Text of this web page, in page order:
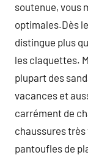
soutenue, vous
optimales.Dès
distingue plus
les claquettes.
plupart des
vacances et
carrément de
chaussures très
pantoufles de